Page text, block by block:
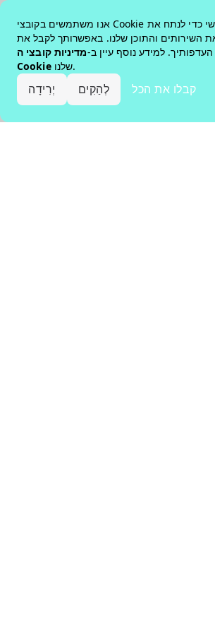
אנו משתמשים בקובצי Cookie שלנו ושל צד שלישי כדי לנתח את
השירותים והתוכן שלנו. באפשרותך לקבל את
למידע נוסף עיין ב-מדיניות קובצי ה-
Cookie
שלנו.
יְרִידָה לְהַקִים קבלו את הכל